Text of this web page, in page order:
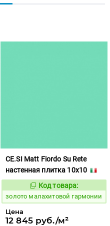
CE.SI Matt Fiordo Su Rete
настенная плитка 10x10
522141
Код товара:
золото малахитовой гармонии
Цена
12 845 руб./м²